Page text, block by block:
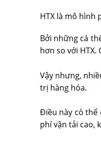
HTX là mô hình
Bởi những cá
hơn so với
Vậy nhưng,
trị hàng hóa.
Điều này có thể
phí vận tải cao,